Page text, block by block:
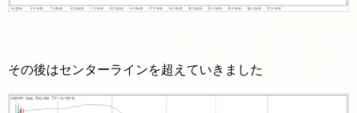
その後はセンターラインを超えていきました